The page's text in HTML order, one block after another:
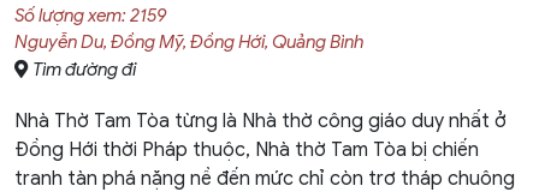
Số lượng xem: 2159
Nguyễn Du, Đồng Mỹ, Đồng Hới, Quảng Bình
Tìm đường đi
Nhà Thờ Tam Tòa từng là Nhà thờ công giáo duy nhất ở
Đồng Hới thời Pháp thuộc, Nhà thờ Tam Tòa bị chiến
tranh tàn phá nặng nề đến mức chỉ còn trơ tháp chuông